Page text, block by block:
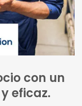
con un
eficaz.